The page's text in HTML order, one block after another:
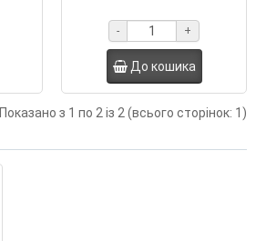
- +
До кошика
Показано з 1 по 2 із 2 (всього сторінок: 1)